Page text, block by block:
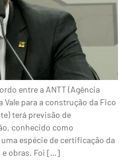
entre a ANTT (Agência
Vale para a construção da Fico
terá previsão de
conhecido como
espécie de certificação da
e obras. Foi […]